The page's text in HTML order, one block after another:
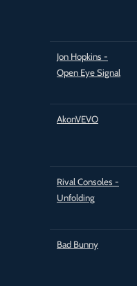
Jon Hopkins -
Open Eye Signal
AkonVEVO
Rival Consoles -
Unfolding
Bad Bunny